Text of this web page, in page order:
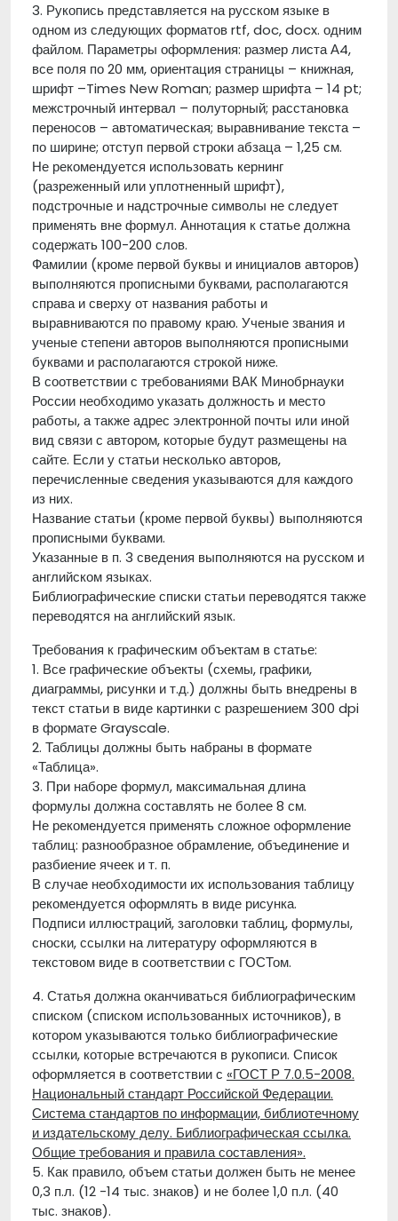
3. Рукопись представляется на русском языке в
одном из следующих форматов rtf, doc, docx. одним
файлом. Параметры оформления: размер листа А4,
все поля по 20 мм, ориентация страницы – книжная,
шрифт –Times New Roman; размер шрифта – 14 pt;
межстрочный интервал – полуторный; расстановка
переносов – автоматическая; выравнивание текста –
по ширине; отступ первой строки абзаца – 1,25 см.
Не рекомендуется использовать кернинг
(разреженный или уплотненный шрифт),
подстрочные и надстрочные символы не следует
применять вне формул. Аннотация к статье должна
содержать 100-200 слов.
Фамилии (кроме первой буквы и инициалов авторов)
выполняются прописными буквами, располагаются
справа и сверху от названия работы и
выравниваются по правому краю. Ученые звания и
ученые степени авторов выполняются прописными
буквами и располагаются строкой ниже.
В соответствии с требованиями ВАК Минобрнауки
России необходимо указать должность и место
работы, а также адрес электронной почты или иной
вид связи с автором, которые будут размещены на
сайте. Если у статьи несколько авторов,
перечисленные сведения указываются для каждого
из них.
Название статьи (кроме первой буквы) выполняются
прописными буквами.
Указанные в п. 3 сведения выполняются на русском и
английском языках.
Библиографические списки статьи переводятся также
переводятся на английский язык.
Требования к графическим объектам в статье:
1. Все графические объекты (схемы, графики,
диаграммы, рисунки и т.д.) должны быть внедрены в
текст статьи в виде картинки с разрешением 300 dpi
в формате Grayscale.
2. Таблицы должны быть набраны в формате
«Таблица».
3. При наборе формул, максимальная длина
формулы должна составлять не более 8 см.
Не рекомендуется применять сложное оформление
таблиц: разнообразное обрамление, объединение и
разбиение ячеек и т. п.
В случае необходимости их использования таблицу
рекомендуется оформлять в виде рисунка.
Подписи иллюстраций, заголовки таблиц, формулы,
сноски, ссылки на литературу оформляются в
текстовом виде в соответствии с ГОСТом.
4. Статья должна оканчиваться библиографическим
списком (списком использованных источников), в
котором указываются только библиографические
ссылки, которые встречаются в рукописи. Список
оформляется в соответствии с «ГОСТ Р 7.0.5-2008.
Национальный стандарт Российской Федерации.
Система стандартов по информации, библиотечному
и издательскому делу. Библиографическая ссылка.
Общие требования и правила составления».
5. Как правило, объем статьи должен быть не менее
0,3 п.л. (12 -14 тыс. знаков) и не более 1,0 п.л. (40
тыс. знаков).